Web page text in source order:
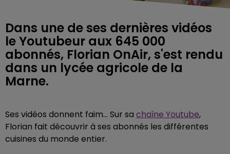
Dans une de ses dernières vidéos
le Youtubeur aux 645 000
abonnés, Florian OnAir, s'est rendu
dans un lycée agricole de la
Marne.
Ses vidéos donnent faim... Sur sa chaîne Youtube,
Florian fait découvrir à ses abonnés les différentes
cuisines du monde entier.